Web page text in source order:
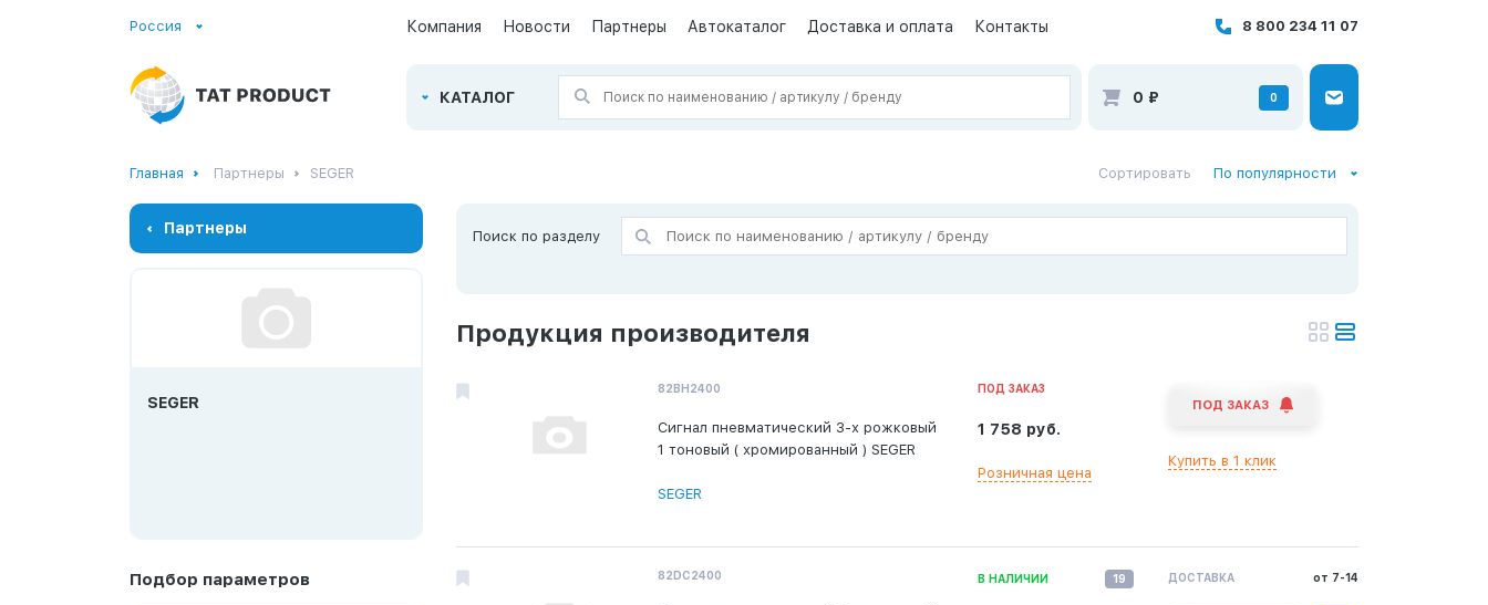
Россия Компания Новости Партнеры Автокаталог Доставка и оплата Контакты 8 800 234 11 07
КАТАЛОГ 0 ₽ 0
Главная Партнеры SEGER
Партнеры
SEGER
Подбор параметров
Сортировать По популярности
Поиск по разделу
Продукция производителя
82BH2400
Сигнал пневматический 3-х рожковый
1 тоновый ( хромированный ) SEGER
SEGER
ПОД ЗАКАЗ
1 758 руб.
Розничная цена
ПОД ЗАКАЗ
Купить в 1 клик
82DC2400 В НАЛИЧИИ 19 ДОСТАВКА от 7-14